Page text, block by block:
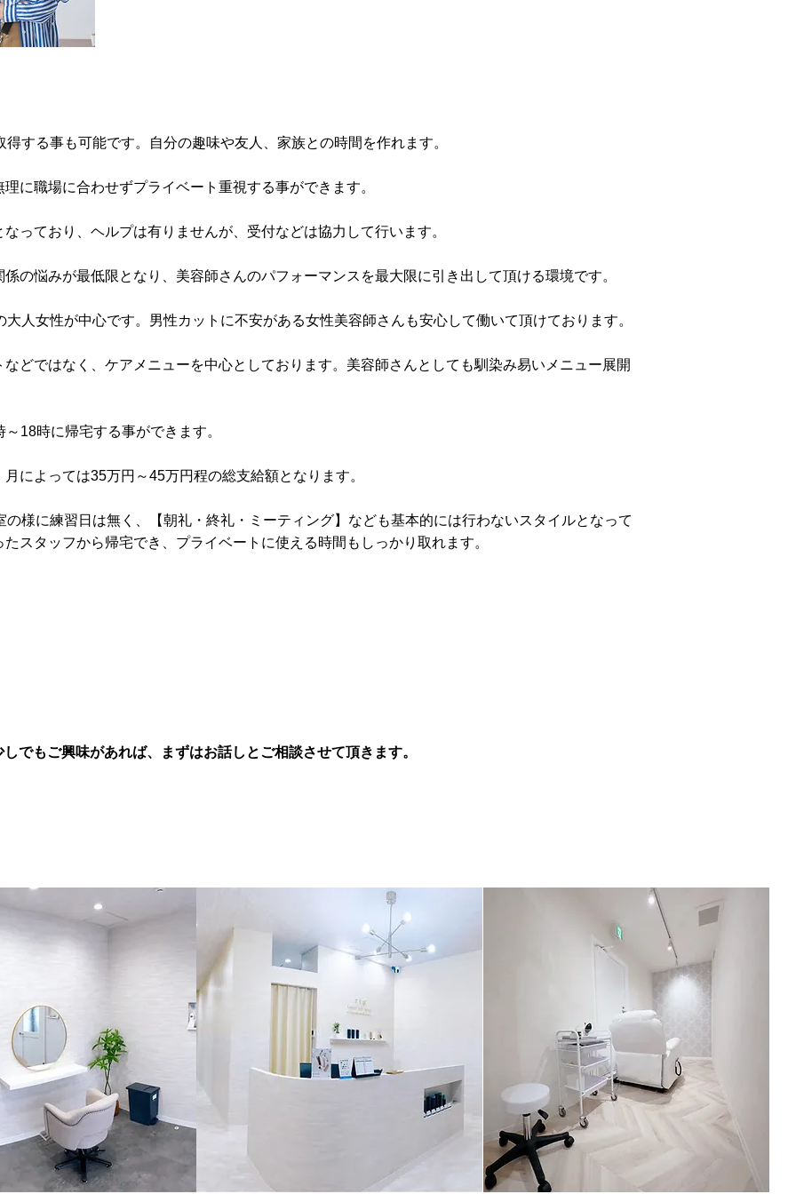
する事も可能です。 自分の趣味や友人、家族との時間を作れます。
に職場に合わせずプライベート重視する事ができます。
っており、ヘルプは有りませんが、受付などは協力して行います。
の悩みが最低限となり、美容師さんのパフォーマンスを最大限に引き出して頂ける環境です。
人女性が中心です。男性カットに不安がある女性美容師さんも安心して働いて頂けております。
どではなく、ケアメニューを中心としております。美容師さんとしても馴染み易いメニュー展開
18時に帰宅する事ができます。
によっては35万円～45万円程の総支給額となります。
様に練習日は無く、【朝礼・終礼・ミーティング】なども基本的には行わないスタイルとなって
スタッフから帰宅でき、プライベートに使える時間もしっかり取れます。
しでもご興味があれば、まずはお話しとご相談させて頂きます。